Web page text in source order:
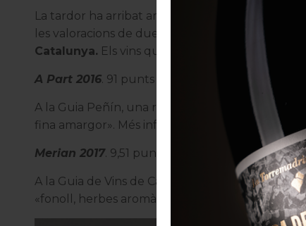
La tardor ha arribat amb una allau d’activitats
les valoracions de dues de les guies més
Catalunya. Els vins que ens han reconegut
A Part 2016. 91 punts
A la Guia Peñín, una referència a l’Estat
fina amargor». Més informació
Merian 2017. 9,51 punts
A la Guia de Vins de Catalunya, on s’ha
«fonoll, herbes aromàtiques, poma, pera,